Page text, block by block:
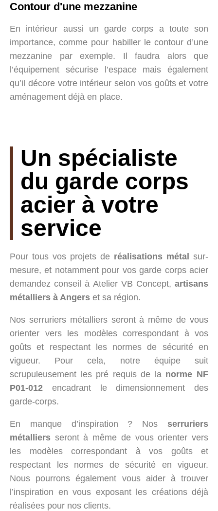
Contour d'une mezzanine
En intérieur aussi un garde corps a toute son
importance, comme pour habiller le contour d’une
mezzanine par exemple. Il faudra alors que
l’équipement sécurise l’espace mais également
qu’il décore votre intérieur selon vos goûts et votre
aménagement déjà en place.
Un spécialiste
du garde corps
acier à votre
service
Pour tous vos projets de réalisations métal
sur-
mesure, et notamment pour vos garde corps acier
demandez conseil à Atelier VB Concept, artisans
métalliers à Angers et sa région.
Nos serruriers métalliers seront à même de vous
orienter vers les modèles correspondant à vos
goûts et respectant les normes de sécurité en
vigueur. Pour cela, notre équipe suit
scrupuleusement les pré requis de la norme NF
P01-012 encadrant le dimensionnement des
garde-corps.
En manque d’inspiration ? Nos serruriers
métalliers seront à même de vous orienter vers
les modèles correspondant à vos goûts et
respectant les normes de sécurité en vigueur.
Nous pourrons également vous aider à trouver
l’inspiration en vous exposant les créations déjà
réalisées pour nos clients.